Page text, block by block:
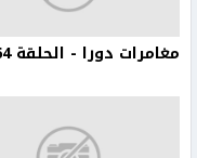
مغامرات دورا - الحلقة 64